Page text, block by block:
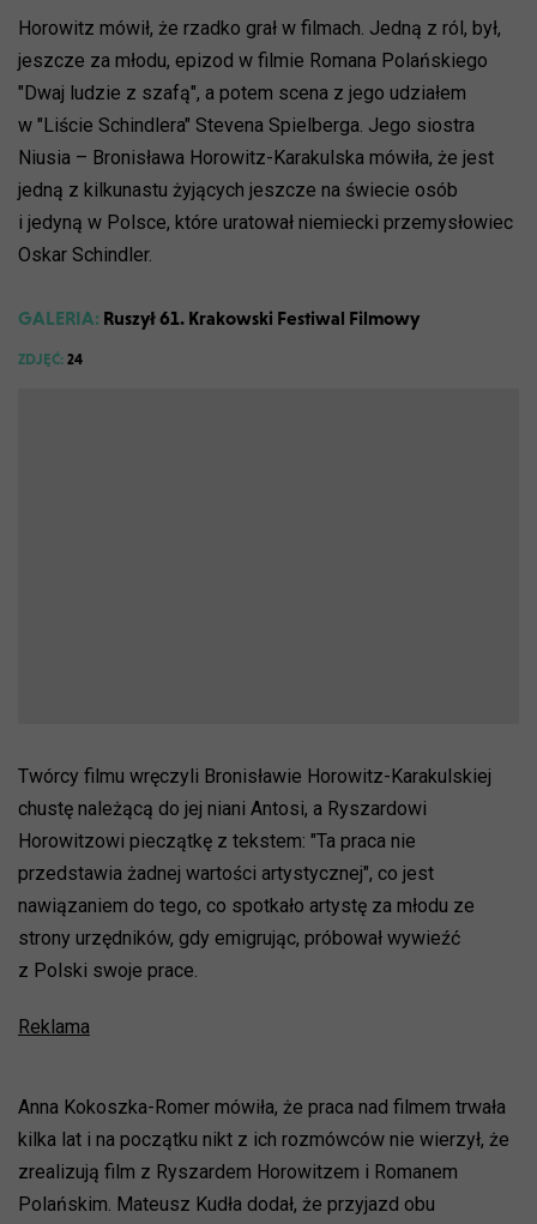
Horowitz mówił, że rzadko grał w filmach. Jedną z ról, był,
jeszcze za młodu, epizod w filmie Romana Polańskiego
"Dwaj ludzie z szafą", a potem scena z jego udziałem
w "Liście Schindlera" Stevena Spielberga. Jego siostra
Niusia – Bronisława Horowitz-Karakulska mówiła, że jest
jedną z kilkunastu żyjących jeszcze na świecie osób
i jedyną w Polsce, które uratował niemiecki przemysłowiec
Oskar Schindler.
GALERIA: Ruszył 61. Krakowski Festiwal Filmowy
ZDJĘĆ: 24
Twórcy filmu wręczyli Bronisławie Horowitz-Karakulskiej
chustę należącą do jej niani Antosi, a Ryszardowi
Horowitzowi pieczątkę z tekstem: "Ta praca nie
przedstawia żadnej wartości artystycznej", co jest
nawiązaniem do tego, co spotkało artystę za młodu ze
strony urzędników, gdy emigrując, próbował wywieźć
z Polski swoje prace.
Reklama
Anna Kokoszka-Romer mówiła, że praca nad filmem trwała
kilka lat i na początku nikt z ich rozmówców nie wierzył, że
zrealizują film z Ryszardem Horowitzem i Romanem
Polańskim. Mateusz Kudła dodał, że przyjazd obu